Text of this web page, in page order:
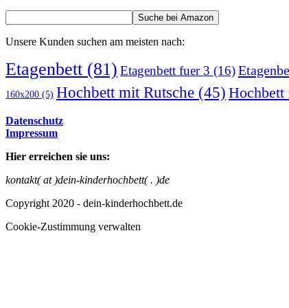
Unsere Kunden suchen am meisten nach:
Etagenbett (81) Etagenbett fuer 3 (16)
160x200 (5) Hochbett mit Rutsche (45) Hochbett
Datenschutz
Impressum
Hier erreichen sie uns:
kontakt( at )dein-kinderhochbett( . )de
Copyright 2020 - dein-kinderhochbett.de
Cookie-Zustimmung verwalten